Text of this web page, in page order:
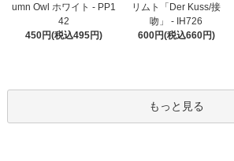
umn Owl ホワイト - PP1
42
450円(税込495円)
リムト「Der Kuss/接
吻」 - IH726
600円(税込660円)
もっと見る